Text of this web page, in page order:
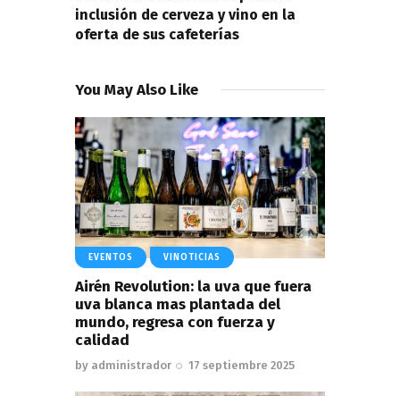
inclusión de cerveza y vino en la
oferta de sus cafeterías
You May Also Like
EVENTOS VINOTICIAS
Airén Revolution: la uva que fuera
uva blanca mas plantada del
mundo, regresa con fuerza y
calidad
by administrador 17 septiembre 2025